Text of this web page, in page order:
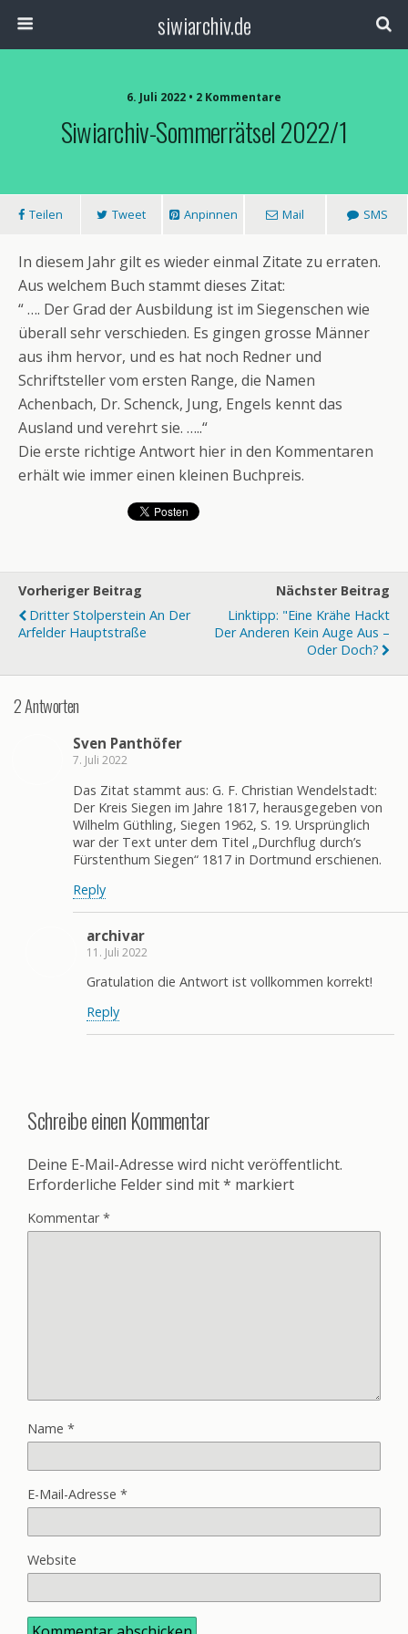
siwiarchiv.de
6. Juli 2022 • 2 Kommentare
Siwiarchiv-Sommerrätsel 2022/1
Teilen Tweet Anpinnen Mail SMS
In diesem Jahr gilt es wieder einmal Zitate zu erraten.
Aus welchem Buch stammt dieses Zitat:
“ …. Der Grad der Ausbildung ist im Siegenschen wie
überall sehr verschieden. Es gingen grosse Männer
aus ihm hervor, und es hat noch Redner und
Schriftsteller vom ersten Range, die Namen
Achenbach, Dr. Schenck, Jung, Engels kennt das
Ausland und verehrt sie. …..“
Die erste richtige Antwort hier in den Kommentaren
erhält wie immer einen kleinen Buchpreis.
Vorheriger Beitrag
Dritter Stolperstein An Der
Arfelder Hauptstraße
Nächster Beitrag
Linktipp: "Eine Krähe Hackt
Der Anderen Kein Auge Aus –
Oder Doch?
2 Antworten
Sven Panthöfer
7. Juli 2022
Das Zitat stammt aus: G. F. Christian Wendelstadt:
Der Kreis Siegen im Jahre 1817, herausgegeben von
Wilhelm Güthling, Siegen 1962, S. 19. Ursprünglich
war der Text unter dem Titel „Durchflug durch’s
Fürstenthum Siegen“ 1817 in Dortmund erschienen.
Reply
archivar
11. Juli 2022
Gratulation die Antwort ist vollkommen korrekt!
Reply
Schreibe einen Kommentar
Deine E-Mail-Adresse wird nicht veröffentlicht.
Erforderliche Felder sind mit* markiert
Kommentar*
Name *
E-Mail-Adresse *
Website